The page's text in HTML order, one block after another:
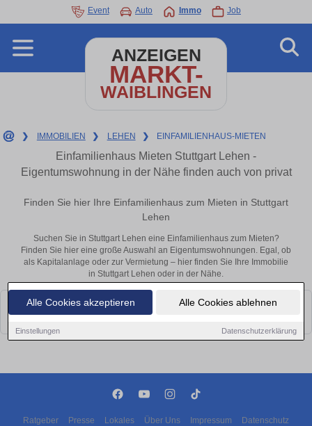
Alle Cookies akzeptieren Alle Cookies ablehnen
Einstellungen Datenschutzerklärung
Event Auto Immo Job
ANZEIGEN
MARKT-
WAIBLINGEN
❯ IMMOBILIEN ❯ LEHEN ❯ EINFAMILIENHAUS-MIETEN
Einfamilienhaus Mieten Stuttgart Lehen -
Eigentumswohnung in der Nähe finden auch von privat
Finden Sie hier Ihre Einfamilienhaus zum Mieten in Stuttgart
Lehen
Suchen Sie in Stuttgart Lehen eine Einfamilienhaus zum Mieten?
Finden Sie hier eine große Auswahl an Eigentumswohnungen. Egal, ob
als Kapitalanlage oder zur Vermietung – hier finden Sie Ihre Immobilie
in Stuttgart Lehen oder in der Nähe.
Leider konnten wir derzeit keine passenden Objekte finden. Schauen Sie
bald wieder vorbei!
Ratgeber Presse Lokales Über Uns Impressum Datenschutz